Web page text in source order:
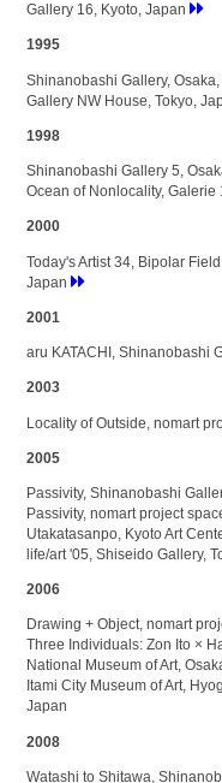
Gallery 16, Kyoto, Japan
1995
Shinanobashi Gallery,
Gallery NW House, Tokyo,
1998
Shinanobashi Gallery 5,
Ocean of Nonlocality,
2000
Today's Artist 34, Bipolar
Japan
2001
aru KATACHI, Shinanobashi
2003
Locality of Outside, nomart
2005
Passivity, Shinanobashi
Passivity, nomart project
Utakatasanpo, Kyoto Art
life/art '05, Shiseido Gallery,
2006
Drawing + Object, nomart
Three Individuals: Zon Ito ×
National Museum of Art,
Itami City Museum of Art,
Japan
2008
Watashi to Shitawa,